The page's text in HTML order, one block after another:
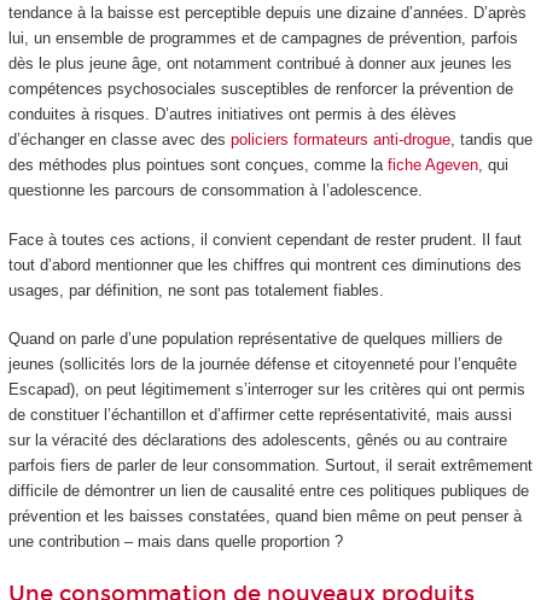
tendance à la baisse est perceptible depuis une dizaine d’années. D’après
lui, un ensemble de programmes et de campagnes de prévention, parfois
dès le plus jeune âge, ont notamment contribué à donner aux jeunes les
compétences psychosociales susceptibles de renforcer la prévention de
conduites à risques. D’autres initiatives ont permis à des élèves
d’échanger en classe avec des policiers formateurs anti-drogue, tandis que
des méthodes plus pointues sont conçues, comme la fiche Ageven, qui
questionne les parcours de consommation à l’adolescence.
Face à toutes ces actions, il convient cependant de rester prudent. Il faut
tout d’abord mentionner que les chiffres qui montrent ces diminutions des
usages, par définition, ne sont pas totalement fiables.
Quand on parle d’une population représentative de quelques milliers de
jeunes (sollicités lors de la journée défense et citoyenneté pour l’enquête
Escapad), on peut légitimement s’interroger sur les critères qui ont permis
de constituer l’échantillon et d’affirmer cette représentativité, mais aussi
sur la véracité des déclarations des adolescents, gênés ou au contraire
parfois fiers de parler de leur consommation. Surtout, il serait extrêmement
difficile de démontrer un lien de causalité entre ces politiques publiques de
prévention et les baisses constatées, quand bien même on peut penser à
une contribution – mais dans quelle proportion ?
Une consommation de nouveaux produits